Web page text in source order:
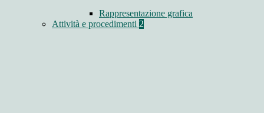
Rappresentazione grafica
Attività e procedimenti 2